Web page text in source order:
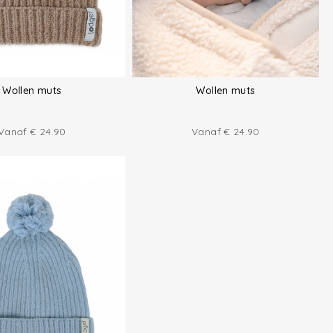
Wollen muts
€ 24.90
Wollen muts
Vanaf€ 24.90